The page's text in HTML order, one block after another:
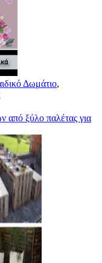
Δωμάτιο,
από ξύλο παλέτας για